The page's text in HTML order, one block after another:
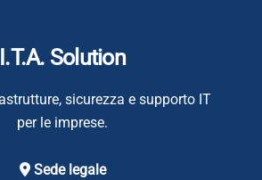
I.T.A. Solution
sicurezza e supporto IT
per le imprese.
Sede legale